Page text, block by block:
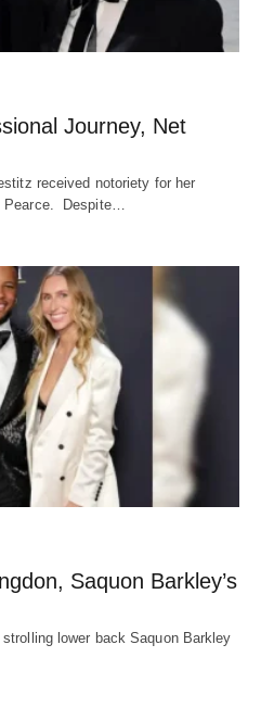
Journey, Net
received notoriety for her
Pearce. Despite…
Saquon Barkley’s
lower back Saquon Barkley